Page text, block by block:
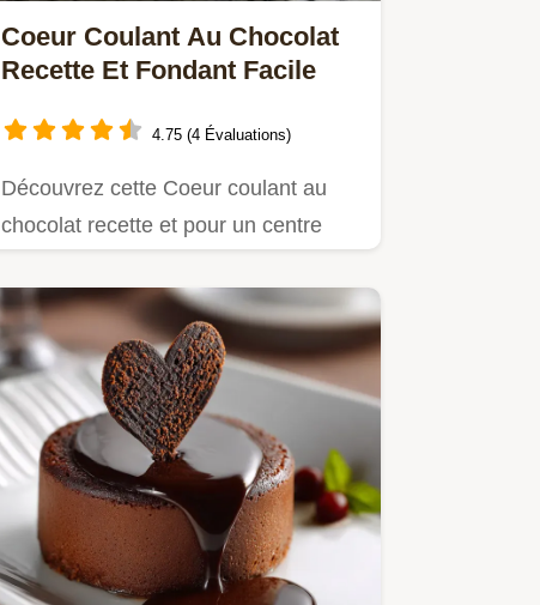
Coeur Coulant Au Chocolat
Recette Et Fondant Facile
4.75 (4 Évaluations)
Découvrez cette Coeur coulant au
chocolat recette et pour un centre